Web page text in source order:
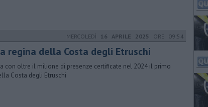
MERCOLEDÌ 16 APRILE 2025 ORE 09:54
regina della Costa degli Etruschi
con oltre il milione di presenze certificate nel 2024 il primo
Costa degli Etruschi